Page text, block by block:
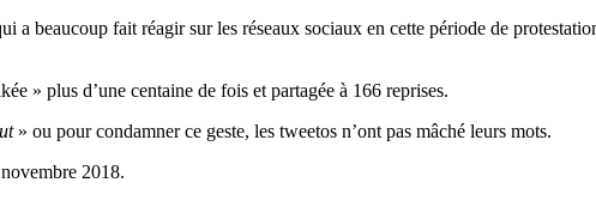
beaucoup fait réagir sur les réseaux sociaux en cette période de
» plus d’une centaine de fois et partagée à 166 reprises.
» ou pour condamner ce geste, les tweetos n’ont pas mâché leurs mots.
2018.